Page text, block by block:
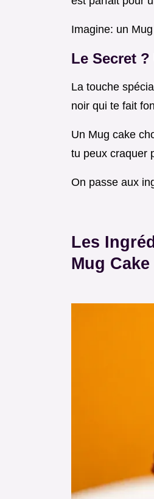
Imagine: un
Le Secret ?
La touche
noir qui te fait
Un Mug cake
tu peux craquer
On passe aux
Les
Mug